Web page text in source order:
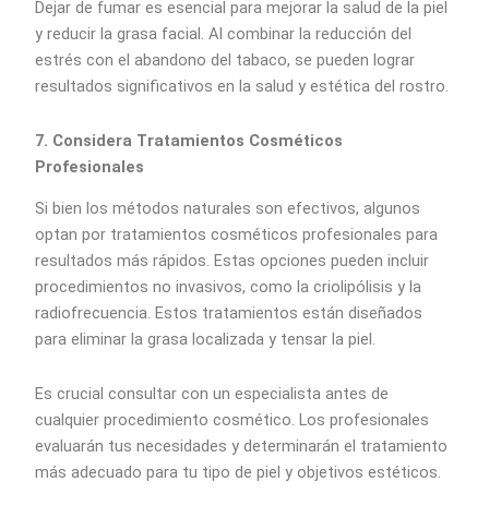
Dejar de fumar es esencial para mejorar la salud de la piel
y reducir la grasa facial. Al combinar la reducción del
estrés con el abandono del tabaco, se pueden lograr
resultados significativos en la salud y estética del rostro.
7. Considera Tratamientos Cosméticos
Profesionales
Si bien los métodos naturales son efectivos, algunos
optan por tratamientos cosméticos profesionales para
resultados más rápidos. Estas opciones pueden incluir
procedimientos no invasivos, como la criolipólisis y la
radiofrecuencia. Estos tratamientos están diseñados
para eliminar la grasa localizada y tensar la piel.
Es crucial consultar con un especialista antes de
cualquier procedimiento cosmético. Los profesionales
evaluarán tus necesidades y determinarán el tratamiento
más adecuado para tu tipo de piel y objetivos estéticos.